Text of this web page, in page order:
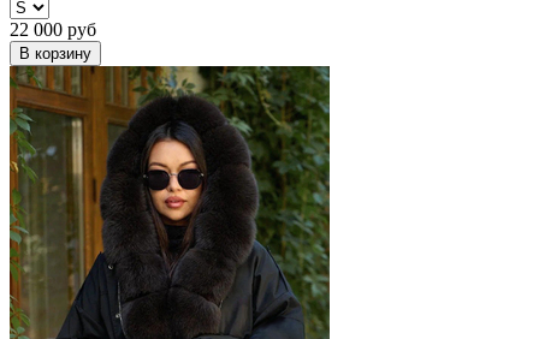
22 000 руб
В корзину